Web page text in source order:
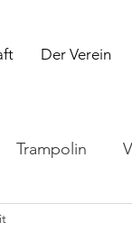
Der Verein
Trampolin